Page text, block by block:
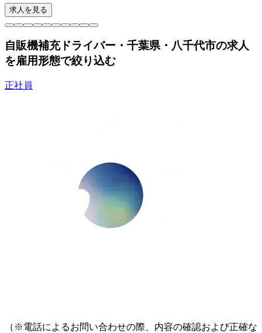
求人を見る
自販機補充ドライバー・千葉県・八千代市の求人
を雇用形態で絞り込む
正社員
（※電話によるお問い合わせの際、内容の確認および正確な